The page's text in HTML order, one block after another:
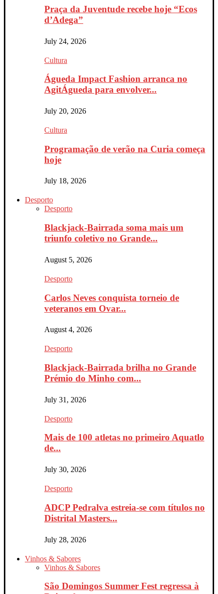
Praça da Juventude recebe hoje “Ecos
d’Adega”
July 24, 2026
Cultura
Águeda Impact Fashion arranca no
AgitÁgueda para envolver...
July 20, 2026
Cultura
Programação de verão na Curia começa
hoje
July 18, 2026
Desporto
Desporto
Blackjack-Bairrada soma mais um
triunfo coletivo no Grande...
August 5, 2026
Desporto
Carlos Neves conquista torneio de
veteranos em Ovar...
August 4, 2026
Desporto
Blackjack-Bairrada brilha no Grande
Prémio do Minho com...
July 31, 2026
Desporto
Mais de 100 atletas no primeiro Aquatlo
de...
July 30, 2026
Desporto
ADCP Pedralva estreia-se com títulos no
Distrital Masters...
July 28, 2026
Vinhos & Sabores
Vinhos & Sabores
São Domingos Summer Fest regressa à